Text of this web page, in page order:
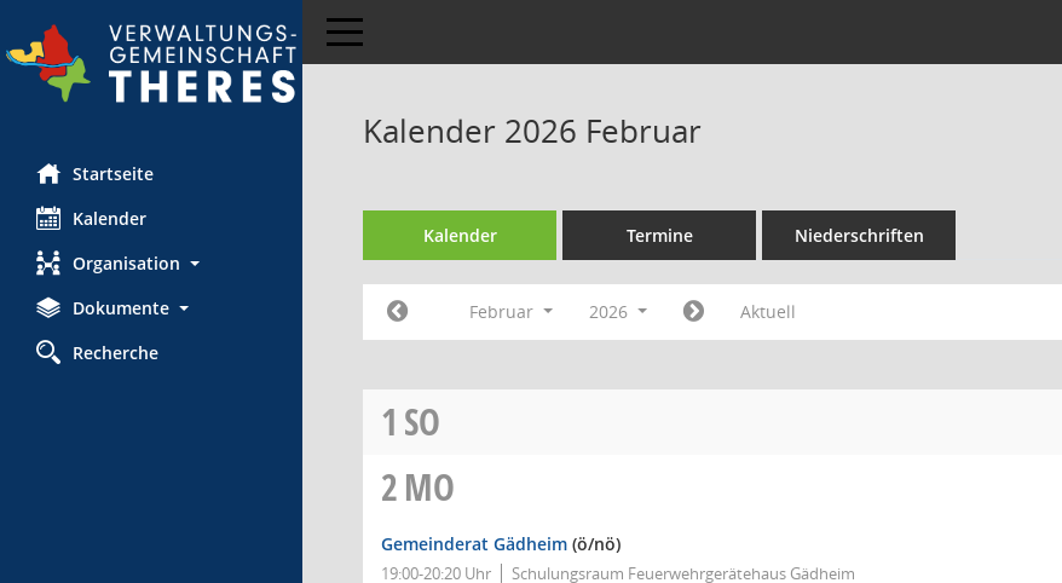
Startseite
Kalender
Organisation
Dokumente
Recherche
Toggle navigation
Kalender 2026 Februar
Kalender Termine Niederschriften
Februar 2026 Aktuell
1 SO
2MO
Gemeinderat Gädheim (ö/nö)
19:00-20:20 Uhr Schulungsraum Feuerwehrgerätehaus Gädheim